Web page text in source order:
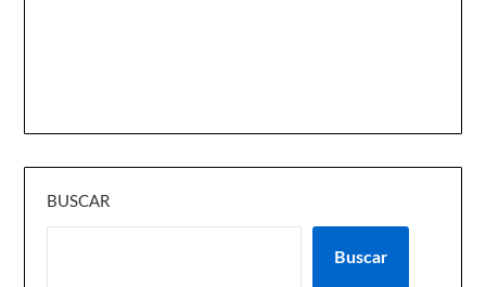
BUSCAR
Buscar